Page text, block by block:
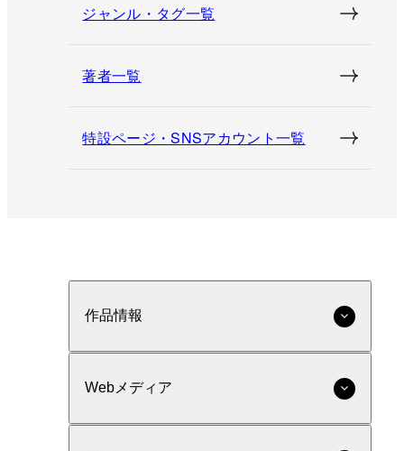
ジャンル・タグ一覧
著者一覧
特設ページ・SNSアカウント一覧
作品情報
Webメディア